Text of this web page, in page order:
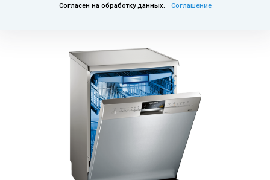
Согласен на обработку данных. Соглашение